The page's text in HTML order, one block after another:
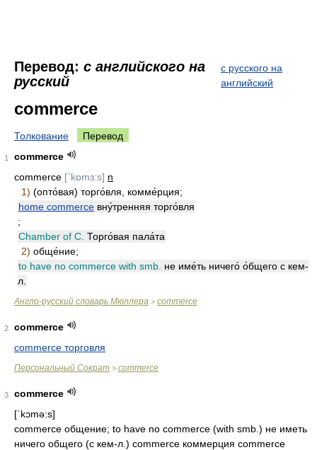
Перевод: с английского на
русский
с русского на
английский
commerce
Толкование Перевод
1
commerce
commerce [ˊkɒmɜ:s] n
1) (опто́вая) торго́вля, комме́рция;
home commerce вну́тренняя торго́вля
;
Chamber of C. Торго́вая пала́та
2) обще́ние;
to have no commerce with smb. не име́ть ничего́ о́бщего с кем-
л.
Англо-русский словарь Мюллера > commerce
2
commerce
commerce торговля
Персональный Сократ > commerce
3
commerce
[ˈkɔmə:s]
commerce общение; to have no commerce (with smb.) не иметь
ничего общего (с кем-л.) commerce коммерция commerce